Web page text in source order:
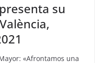
su
«Afrontamos una